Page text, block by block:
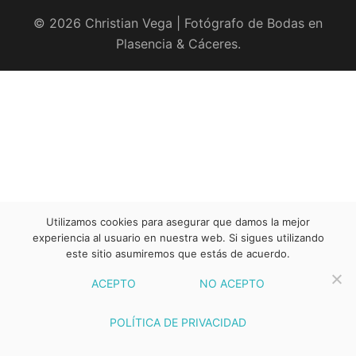
© 2026 Christian Vega | Fotógrafo de Bodas en
Plasencia & Cáceres.
Utilizamos cookies para asegurar que damos la mejor
experiencia al usuario en nuestra web. Si sigues utilizando
este sitio asumiremos que estás de acuerdo.
ACEPTO NO ACEPTO
POLÍTICA DE PRIVACIDAD